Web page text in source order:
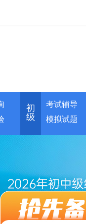
初
级
考试辅导
模拟试题